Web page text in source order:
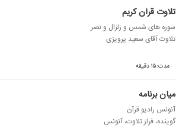
تلاوت قرآن كریم
سوره های شمس و زلزال و نصر
تلاوت آقای سعید پرویزی
مدت:۱۵ دقیقه
میان برنامه
آنونس رادیو قرآن
گوینده، فراز تلاوت، آنونس